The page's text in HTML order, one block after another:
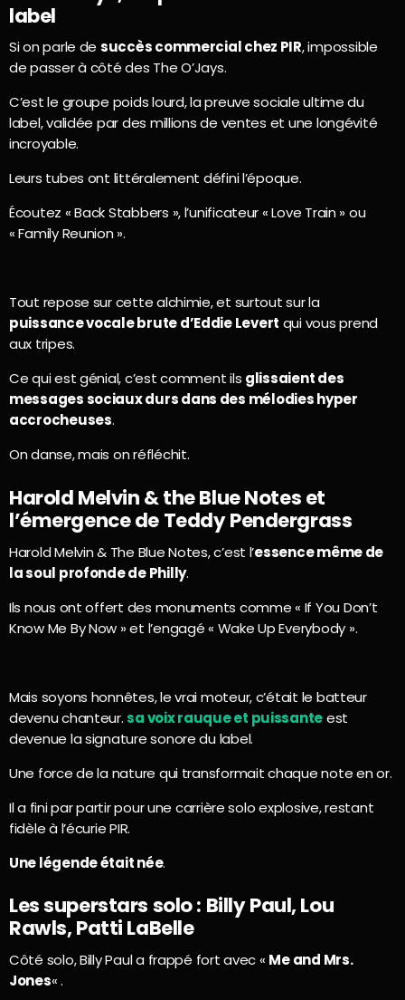
label
Si on parle de succès commercial chez PIR, impossible
de passer à côté des The O’Jays.
C’est le groupe poids lourd, la preuve sociale ultime du
label, validée par des millions de ventes et une longévité
incroyable.
Leurs tubes ont littéralement défini l’époque.
Écoutez « Back Stabbers », l’unificateur « Love Train » ou
« Family Reunion ».
Tout repose sur cette alchimie, et surtout sur la
puissance vocale brute d’Eddie Levert qui vous prend
aux tripes.
Ce qui est génial, c’est comment ils glissaient des
messages sociaux durs dans des mélodies hyper
accrocheuses.
On danse, mais on réfléchit.
Harold Melvin & the Blue Notes et
l’émergence de Teddy Pendergrass
Harold Melvin & The Blue Notes, c’est l’essence même de
la soul profonde de Philly.
Ils nous ont offert des monuments comme « If You Don’t
Know Me By Now » et l’engagé « Wake Up Everybody ».
Mais soyons honnêtes, le vrai moteur, c’était le batteur
devenu chanteur. sa voix rauque et puissanteest
devenue la signature sonore du label.
Une force de la nature qui transformait chaque note en or.
Il a fini par partir pour une carrière solo explosive, restant
fidèle à l’écurie PIR.
Une légende était née.
Les superstars solo : Billy Paul, Lou
Rawls, Patti LaBelle
Côté solo, Billy Paul a frappé fort avec « Me and Mrs.
Jones« .